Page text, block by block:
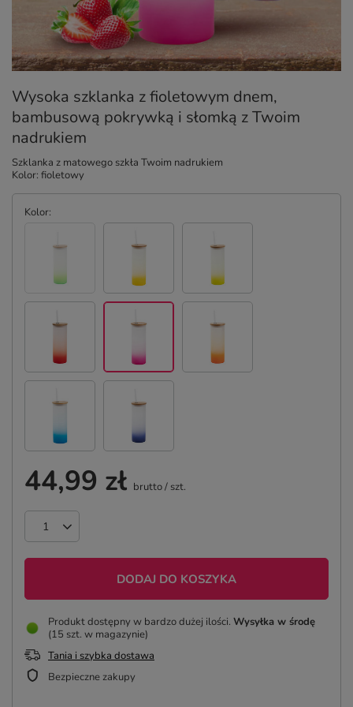
Wysoka szklanka z fioletowym dnem,
bambusową pokrywką i słomką z Twoim
nadrukiem
Szklanka z matowego szkła Twoim nadrukiem
Kolor: fioletowy
Kolor
44,99 zł brutto/ szt.
DODAJ DO KOSZYKA
Produkt dostępny w bardzo dużej ilości Wysyłka w środę
(15 szt. w magazynie)
Tania i szybka dostawa
Bezpieczne zakupy